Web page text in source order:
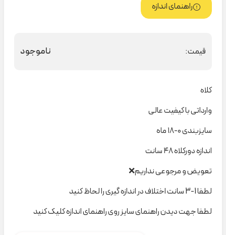
راهنمای اندازه
قیمت: ناموجود
کلاه
وارداتی با کیفیت عالی
سایزبندی ۰-۱۸ ماه
اندازه دورکلاه ۴۸ سانت
تعویض و مرجوعی نداریم❌
لطفا 1-3 سانت اختلاف در اندازه گیری را لحاظ کنید
لطفا جهت دیدن راهنمای سایز روی راهنمای اندازه کلیک کنید